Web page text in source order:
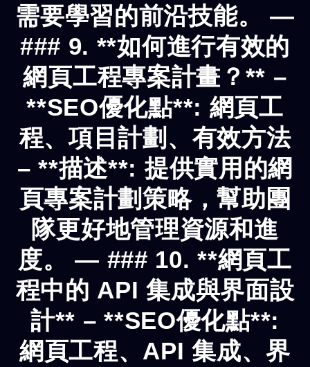
需要學習的前沿技能。 —
### 9. **如何進行有效的
網頁工程專案計畫？** –
**SEO優化點**: 網頁工
程、項目計劃、有效方法
– **描述**: 提供實用的網
頁專案計劃策略，幫助團
隊更好地管理資源和進
度。 — ### 10. **網頁工
程中的 API 集成與界面設
計** – **SEO優化點**:
網頁工程、API 集成、界